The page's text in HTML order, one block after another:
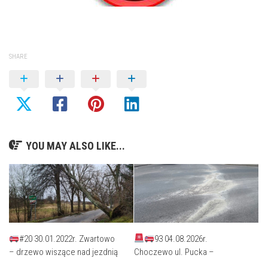
SHARE
YOU MAY ALSO LIKE...
#20 30.01.2022r. Zwartowo
– drzewo wiszące nad jezdnią
93 04.08.2026r.
Choczewo ul. Pucka –